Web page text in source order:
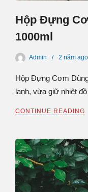
Hộp Đựng
1000ml
Admin 2 năm ago
Hộp Đựng Cơm
lạnh, vừa giữ nhiệt
CONTINUE READING